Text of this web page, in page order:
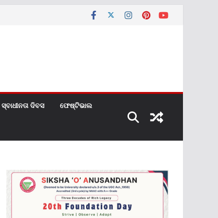
ସ୍ବାଧୀନତା ଦିବସ ଫେଷ୍ଟିଭାଲ